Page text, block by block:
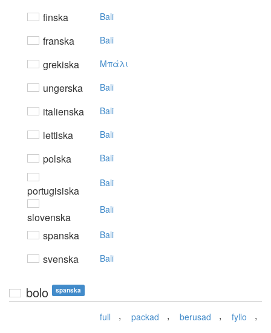
finska Bali
franska Bali
grekiska Mπάλι
ungerska Bali
italienska Bali
lettiska Bali
polska Bali
portugisiska
Bali
slovenska
Bali
spanska Bali
svenska Bali
bolo spanska
full , packad , berusad , fyllo ,